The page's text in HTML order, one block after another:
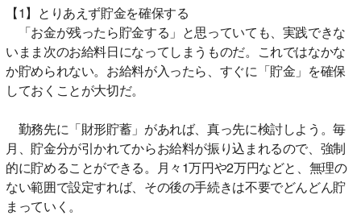
【1】とりあえず貯金を確保する
「お金が残ったら貯金する」と思っていても、実践できな
いまま次のお給料日になってしまうものだ。これではなかな
か貯められない。お給料が入ったら、すぐに「貯金」を確保
しておくことが大切だ。
勤務先に「財形貯蓄」があれば、真っ先に検討しよう。毎
月、貯金分が引かれてからお給料が振り込まれるので、強制
的に貯めることができる。月々1万円や2万円などと、無理の
ない範囲で設定すれば、その後の手続きは不要でどんどん貯
まっていく。